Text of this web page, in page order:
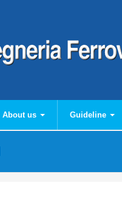
About us Guideline